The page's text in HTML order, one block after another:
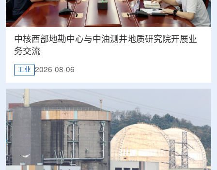
中核西部地勘中心与中油测井地质研究院开展业
务交流
工业 2026-08-06